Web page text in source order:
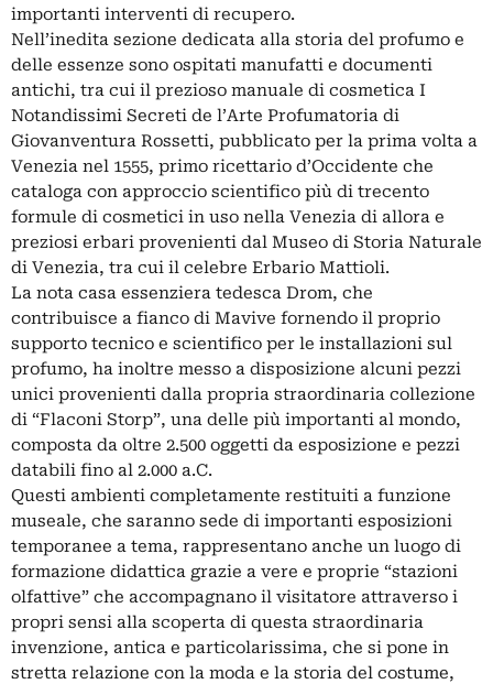
importanti interventi di recupero.
Nell’inedita sezione dedicata alla storia del profumo e
delle essenze sono ospitati manufatti e documenti
antichi, tra cui il prezioso manuale di cosmetica I
Notandissimi Secreti de l’Arte Profumatoria di
Giovanventura Rossetti, pubblicato per la prima volta a
Venezia nel 1555, primo ricettario d’Occidente che
cataloga con approccio scientifico più di trecento
formule di cosmetici in uso nella Venezia di allora e
preziosi erbari provenienti dal Museo di Storia Naturale
di Venezia, tra cui il celebre Erbario Mattioli.
La nota casa essenziera tedesca Drom, che
contribuisce a fianco di Mavive fornendo il proprio
supporto tecnico e scientifico per le installazioni sul
profumo, ha inoltre messo a disposizione alcuni pezzi
unici provenienti dalla propria straordinaria collezione
di “Flaconi Storp”, una delle più importanti al mondo,
composta da oltre 2.500 oggetti da esposizione e pezzi
databili fino al 2.000 a.C.
Questi ambienti completamente restituiti a funzione
museale, che saranno sede di importanti esposizioni
temporanee a tema, rappresentano anche un luogo di
formazione didattica grazie a vere e proprie “stazioni
olfattive” che accompagnano il visitatore attraverso i
propri sensi alla scoperta di questa straordinaria
invenzione, antica e particolarissima, che si pone in
stretta relazione con la moda e la storia del costume,